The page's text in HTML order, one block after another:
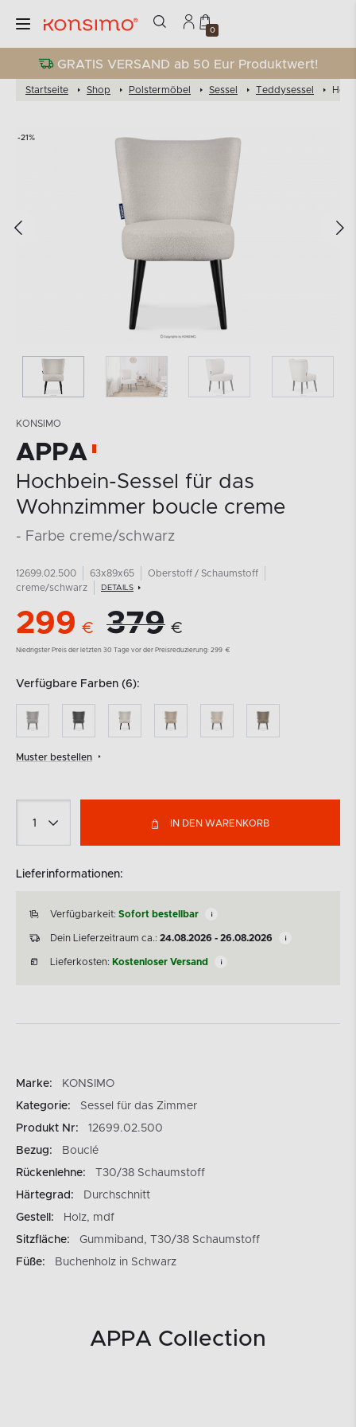
0
GRATIS VERSAND ab 50 Eur Produktwert!
Startseite Shop Polstermöbel Sessel Teddysessel
-21%
KONSIMO
APPA
Hochbein-Sessel für das
Wohnzimmer boucle creme
- Farbe creme/schwarz
12699.02.500 63x89x65
Oberstoff / Schaumstoff
creme/schwarz
DETAILS
299 € 379 €
Niedrigster Preis der letzten 30 Tage vor der Preisreduzierung: 299 €
Verfügbare Farben (6):
Muster bestellen
IN DEN WARENKORB
Lieferinformationen:
Verfügbarkeit: Sofort bestellbar
Dein Lieferzeitraum ca.: 24.08.2026 - 26.08.2026
Lieferkosten: Kostenloser Versand
Marke:
KONSIMO
Kategorie:
Sessel für das Zimmer
Produkt Nr:
12699.02.500
Bezug:
Bouclé
Rückenlehne:
T30/38 Schaumstoff
Härtegrad:
Durchschnitt
Gestell:
Holz, mdf
Sitzfläche:
Gummiband, T30/38 Schaumstoff
Füße:
Buchenholz in Schwarz
APPA Collection